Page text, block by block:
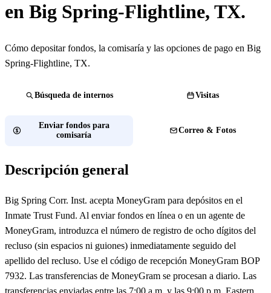
en Big Spring-Flightline, TX.
Cómo depositar fondos, la comisaría y las opciones de pago en Big
Spring-Flightline, TX.
Búsqueda de internos Visitas
Enviar fondos para
comisaría
Correo & Fotos
Descripción general
Big Spring Corr. Inst. acepta MoneyGram para depósitos en el
Inmate Trust Fund. Al enviar fondos en línea o en un agente de
MoneyGram, introduzca el número de registro de ocho dígitos del
recluso (sin espacios ni guiones) inmediatamente seguido del
apellido del recluso. Use el código de recepción MoneyGram BOP
7932. Las transferencias de MoneyGram se procesan a diario. Las